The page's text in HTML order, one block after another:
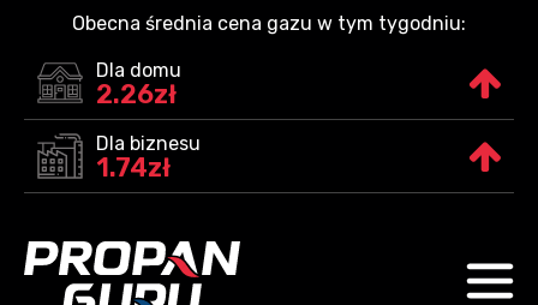
Obecna średnia cena gazu w tym tygodniu:
Dla domu
2.26zł
Dla biznesu
1.74zł